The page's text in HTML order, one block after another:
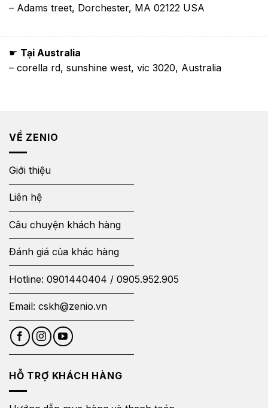
– Adams treet, Dorchester, MA 02122 USA
☛ Tại Australia
– corella rd, sunshine west, vic 3020, Australia
VỀ ZENIO
Giới thiệu
Liên hệ
Câu chuyện khách hàng
Đánh giá của khác hàng
Hotline: 0901440404 / 0905.952.905
Email: cskh@zenio.vn
HỖ TRỢ KHÁCH HÀNG